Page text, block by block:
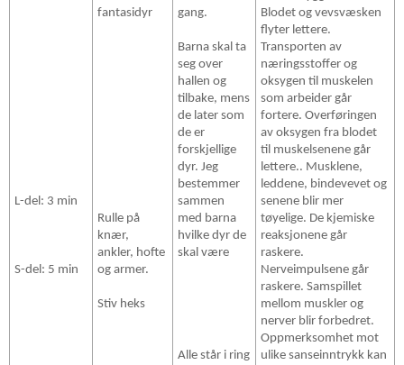
L-del: 3 min
S-del: 5 min
fantasidyr
Rulle på
knær,
ankler, hofte
og armer.
Stiv heks
gang.
Barna skal ta
seg over
hallen og
tilbake, mens
de later som
de er
forskjellige
dyr. Jeg
bestemmer
sammen
med barna
hvilke dyr de
skal være
Alle står i ring
Blodet og vevsvæsken
flyter lettere.
Transporten av
næringsstoffer og
oksygen til muskelen
som arbeider går
fortere. Overføringen
av oksygen fra blodet
til muskelsenene går
lettere.. Musklene,
leddene, bindevevet og
senene blir mer
tøyelige. De kjemiske
reaksjonene går
raskere.
Nerveimpulsene går
raskere. Samspillet
mellom muskler og
nerver blir forbedret.
Oppmerksomhet mot
ulike sanseinntrykk kan